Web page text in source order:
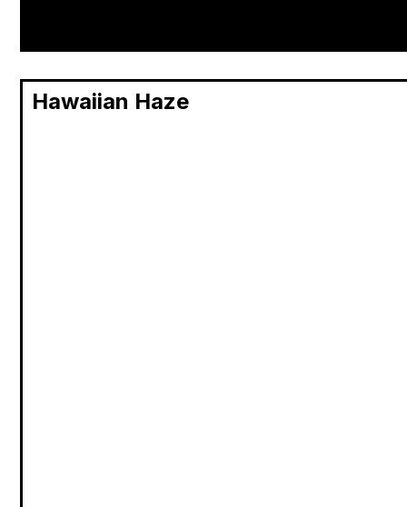
Hawaiian Haze